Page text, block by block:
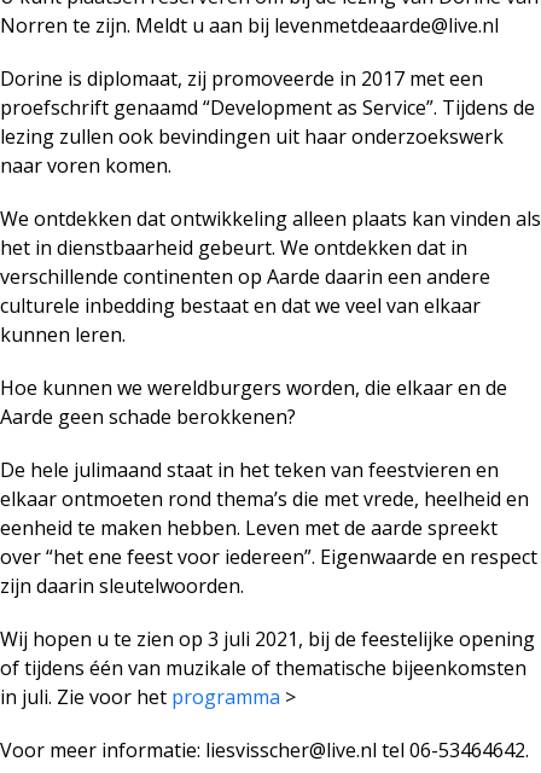
Norren te zijn. Meldt u aan bij levenmetdeaarde@live.nl
Dorine is diplomaat, zij promoveerde in 2017 met een
proefschrift genaamd “Development as Service”. Tijdens de
lezing zullen ook bevindingen uit haar onderzoekswerk
naar voren komen.
We ontdekken dat ontwikkeling alleen plaats kan vinden als
het in dienstbaarheid gebeurt. We ontdekken dat in
verschillende continenten op Aarde daarin een andere
culturele inbedding bestaat en dat we veel van elkaar
kunnen leren.
Hoe kunnen we wereldburgers worden, die elkaar en de
Aarde geen schade berokkenen?
De hele julimaand staat in het teken van feestvieren en
elkaar ontmoeten rond thema’s die met vrede, heelheid en
eenheid te maken hebben. Leven met de aarde spreekt
over “het ene feest voor iedereen”. Eigenwaarde en respect
zijn daarin sleutelwoorden.
Wij hopen u te zien op 3 juli 2021, bij de feestelijke opening
of tijdens één van muzikale of thematische bijeenkomsten
in juli. Zie voor het programma >
Voor meer informatie: liesvisscher@live.nl tel 06-53464642.